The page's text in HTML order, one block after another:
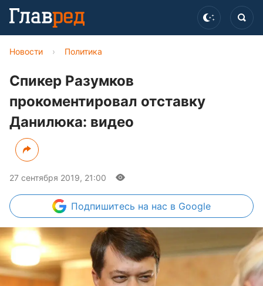
Новости › Политика
Спикер Разумков
прокоментировал отставку
Данилюка: видео
27 сентября 2019, 21:00
Подпишитесь на нас в Google